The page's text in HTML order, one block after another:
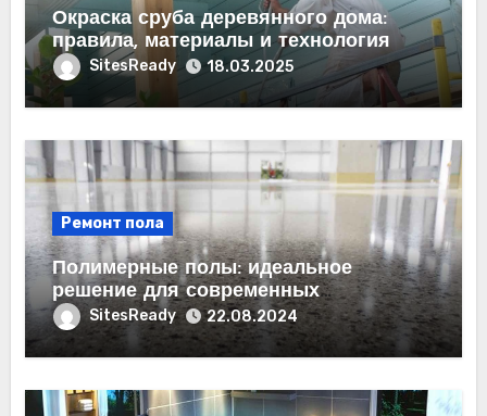
Окраска сруба деревянного дома:
правила, материалы и технология
SitesReady 18.03.2025
Ремонт пола
Полимерные полы: идеальное
решение для современных
помещений
SitesReady 22.08.2024